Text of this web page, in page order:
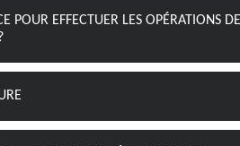
POUR EFFECTUER LES OPÉRATIONS